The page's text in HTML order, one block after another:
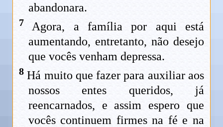
abandonara.
7 Agora, a família por aqui está
aumentando, entretanto, não desejo
que vocês venham depressa.
8 Há muito que fazer para auxiliar aos
nossos entes queridos, já
reencarnados, e assim espero que
vocês continuem firmes na fé e na